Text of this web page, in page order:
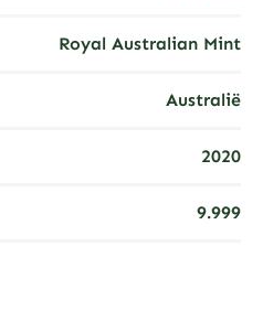
Royal Australian Mint
Australië
2020
9.999